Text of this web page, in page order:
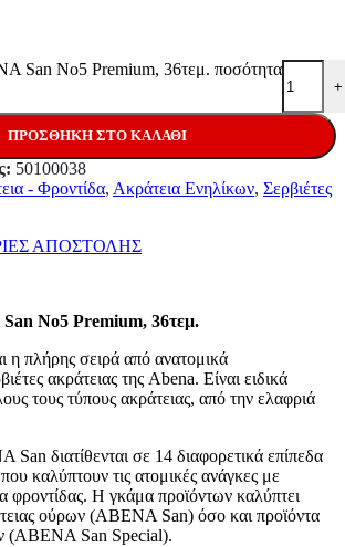
San No5 Premium, 36τεμ. ποσότητα
+
ΠΡΟΣΘΉΚΗ ΣΤΟ ΚΑΛΆΘΙ
50100038
- Φροντίδα, Ακράτεια Ενηλίκων, Σερβιέτες
ΑΠΟΣΤΟΛΗΣ
No5 Premium, 36τεμ.
πλήρης σειρά από ανατομικά
ακράτειας της Abena. Είναι ειδικά
τους τύπους ακράτειας, από την ελαφριά
San διατίθενται σε 14 διαφορετικά επίπεδα
καλύπτουν τις ατομικές ανάγκες με
φροντίδας. Η γκάμα προϊόντων καλύπτει
ούρων (ABENA San) όσο και προϊόντα
(ABENA San Special).